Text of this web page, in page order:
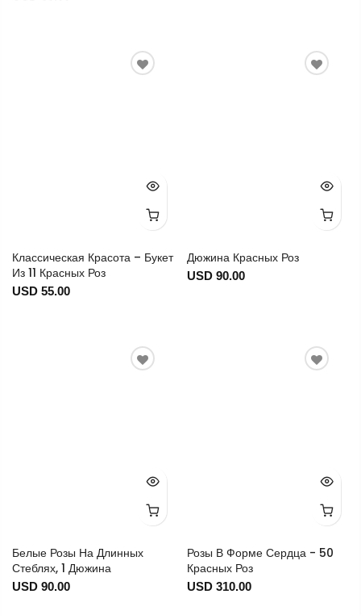
Классическая Красота – Букет
Из 11 Красных Роз
USD 55.00
Дюжина Красных Роз
USD 90.00
Белые Розы На Длинных
Стеблях, 1 Дюжина
USD 90.00
Розы В Форме Сердца - 50
Красных Роз
USD 310.00